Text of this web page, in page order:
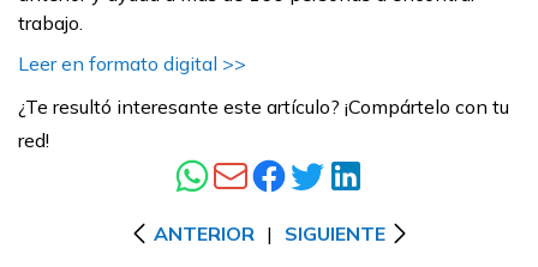
trabajo.
Leer en formato digital >>
¿Te resultó interesante este artículo? ¡Compártelo con tu
red!
ANTERIOR | SIGUIENTE